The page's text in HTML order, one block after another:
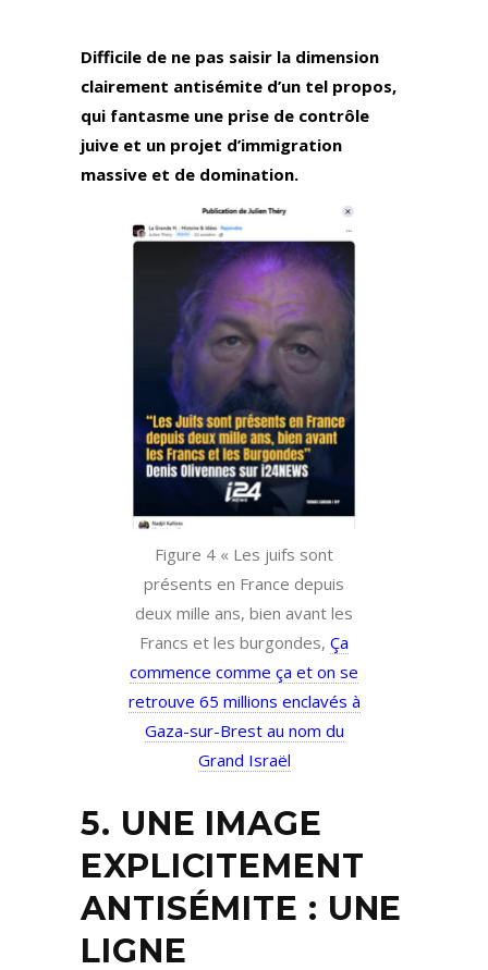
Difficile de ne pas saisir la dimension
clairement antisémite d’un tel propos,
qui fantasme une prise de contrôle
juive et un projet d’immigration
massive et de domination.
Figure 4 « Les juifs sont
présents en France depuis
deux mille ans, bien avant les
Francs et les burgondes, Ça
commence comme ça et on se
retrouve 65 millions enclavés à
Gaza-sur-Brest au nom du
Grand Israël
5. UNE IMAGE
EXPLICITEMENT
ANTISÉMITE : UNE
LIGNE